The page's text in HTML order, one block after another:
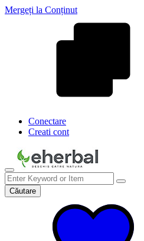
Mergeți la Conținut
Conectare
Creati cont
Căutare